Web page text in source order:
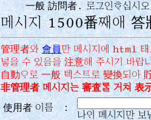
一般 訪問者. 로그인󿏰십시
메시지 1500番째애 答
管理者와會員만 메시지에 html
넣을 수 있음을 注意해 주시기 바
自動󿉨로 一般 텍스트로 變換되아
非管理者 메시지는 審査󿄠 거쳐
使用者 이름 ：
나󿊄 메시지만 보